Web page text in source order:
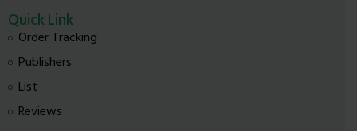
Quick Link
Order Tracking
Publishers
List
Reviews